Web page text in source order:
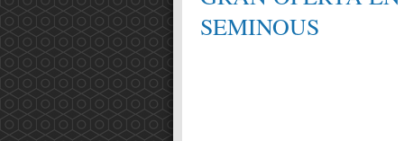
EN MECÀNICA,
SEMINOUS